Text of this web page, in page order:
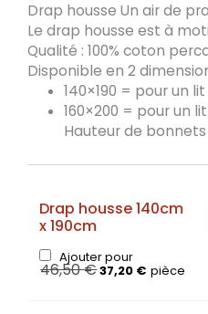
Drap housse Un air de
Le drap housse est à
Qualité : 100% coton
Disponible en 2
140×190 = pour un lit
160×200 = pour un
Hauteur de bonnets
Drap housse 140cm
x 190cm
Ajouter pour
46,50€37,20 € pièce